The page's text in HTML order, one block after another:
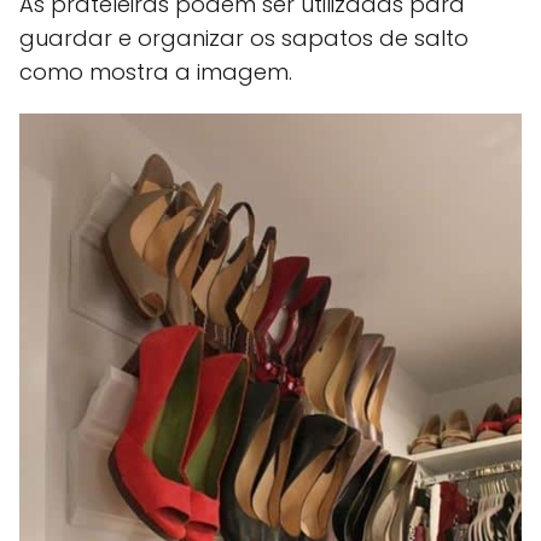
guardar e organizar os sapatos de salto
como mostra a imagem.